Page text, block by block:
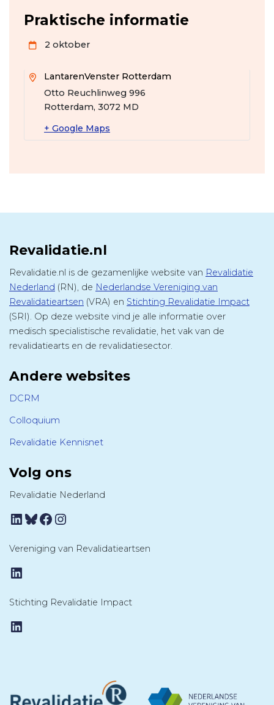
Praktische informatie
2 oktober
LantarenVenster Rotterdam
Otto Reuchlinweg 996
Rotterdam, 3072 MD
+ Google Maps
Revalidatie.nl
Revalidatie.nl is de gezamenlijke website van Revalidatie
Nederland (RN), de Nederlandse Vereniging van
Revalidatieartsen (VRA) en Stichting Revalidatie Impact
(SRI). Op deze website vind je alle informatie over
medisch specialistische revalidatie, het vak van de
revalidatiearts en de revalidatiesector.
Andere websites
DCRM
Colloquium
Revalidatie Kennisnet
Volg ons
Revalidatie Nederland
LinkedIn
Bluesky
Facebook
Instagram
Vereniging van Revalidatieartsen
LinkedIn
Stichting Revalidatie Impact
LinkedIn